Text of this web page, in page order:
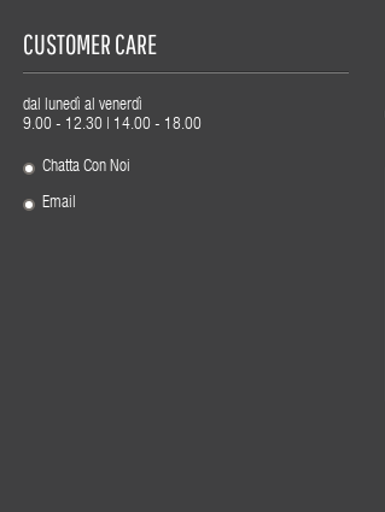
CUSTOMER CARE
dal lunedì al venerdì
9.00 - 12.30 | 14.00 - 18.00
Chatta Con Noi
Email